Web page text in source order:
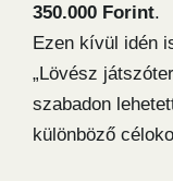
350.000 Forint.
Ezen kívül idén
„Lövész
szabadon
különböző